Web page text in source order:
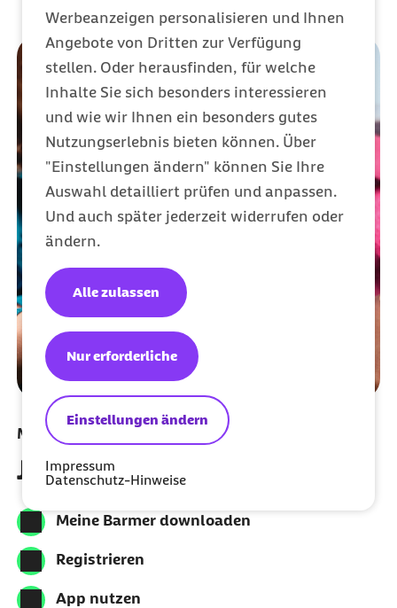
Werbeanzeigen personalisieren und Ihnen
Angebote von Dritten zur Verfügung
stellen. Oder herausfinden, für welche
Inhalte Sie sich besonders interessieren
und wie wir Ihnen ein besonders gutes
Nutzungserlebnis bieten können. Über
"Einstellungen ändern" können Sie Ihre
Auswahl detailliert prüfen und anpassen.
Und auch später jederzeit widerrufen oder
ändern.
Einstellungen ändern
Nur erforderliche
Alle zulassen
Impressum
Datenschutz-Hinweise
Meine Barmer per App nutzen
Jetzt herunterladen
Meine Barmer downloaden
Registrieren
App nutzen